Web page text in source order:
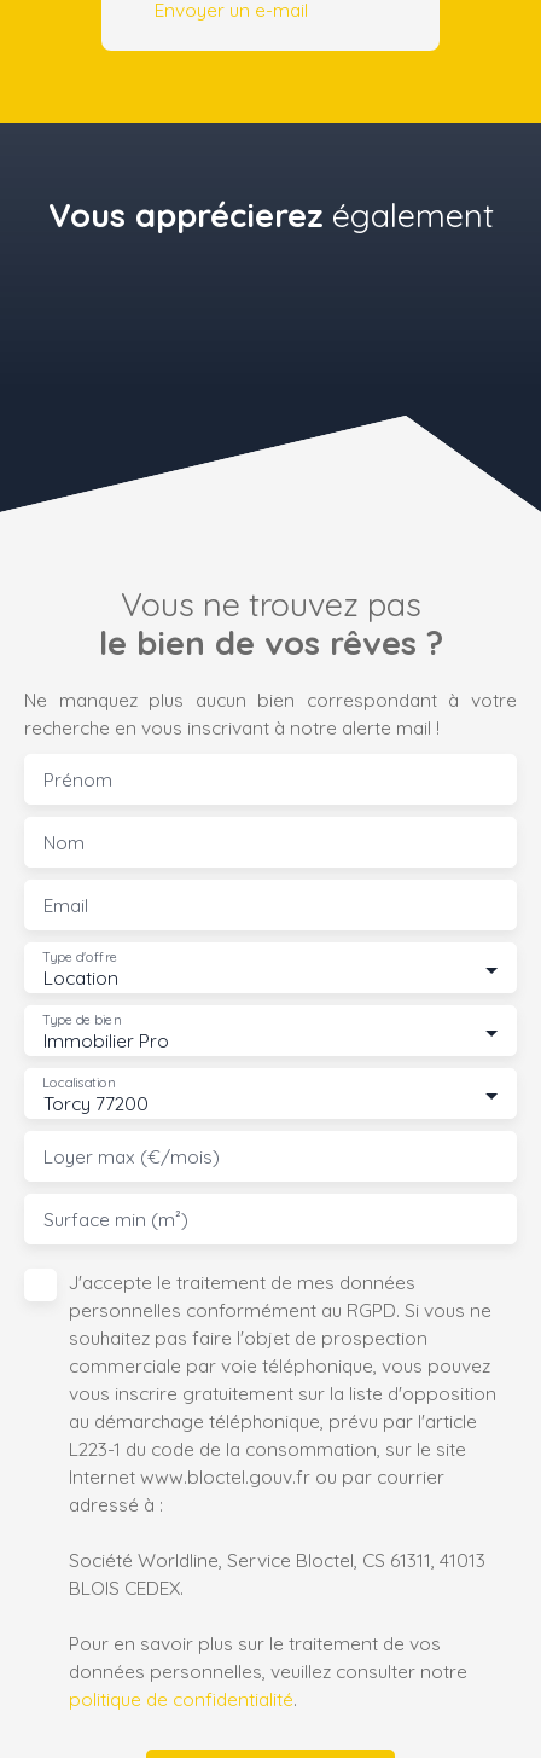
Envoyer un e-mail
Vous apprécierez également
Vous ne trouvez pas
le bien de vos rêves ?
Ne manquez plus aucun bien correspondant à votre
recherche en vous inscrivant à notre alerte mail !
Prénom
Nom
Email
Location
Type d'offre
Immobilier Pro
Type de bien
Torcy 77200
Localisation
Loyer max (€/mois)
Surface min (m²)
J'accepte le traitement de mes données
personnelles conformément au RGPD. Si vous ne
souhaitez pas faire l'objet de prospection
commerciale par voie téléphonique, vous pouvez
vous inscrire gratuitement sur la liste d'opposition
au démarchage téléphonique, prévu par l'article
L223-1 du code de la consommation, sur le site
Internet www.bloctel.gouv.fr ou par courrier
adressé à :
Société Worldline, Service Bloctel, CS 61311, 41013
BLOIS CEDEX.
Pour en savoir plus sur le traitement de vos
données personnelles, veuillez consulter notre
politique de confidentialité.